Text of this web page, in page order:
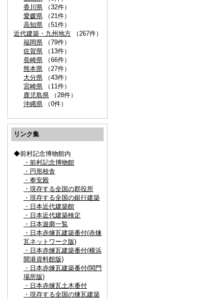
香川県 （32件）
愛媛県 （21件）
高知県 （51件）
近代建築・九州地方 （267件）
福岡県 （79件）
佐賀県 （13件）
長崎県 （66件）
熊本県 （27件）
大分県 （43件）
宮崎県 （11件）
鹿児島県 （28件）
沖縄県 （0件）
リンク集
◆前村記念博物館内
・前村記念博物館
・円形校舎
・奉安殿
・現存する全国の郡役所
・現存する全国の銀行建築
・日本近代建築館
・日本近代建築検定
・日本遊廓一覧
・日本赤煉瓦建築番付(赤煉
瓦ネットワーク版)
・日本赤煉瓦建築番付(横浜
開港資料館版)
・日本赤煉瓦建築番付(関門
場所版)
・日本赤煉瓦土木番付
・現存する全国の煉瓦建築